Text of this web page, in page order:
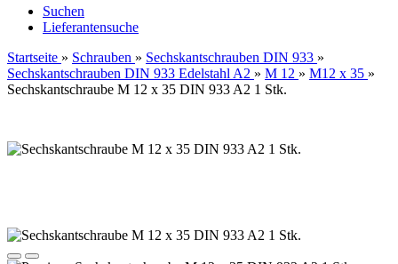
Suchen
Lieferantensuche
Startseite » Schrauben » Sechskantschrauben DIN 933 »
Sechskantschrauben DIN 933 Edelstahl A2 » M 12 » M12 x 35 »
Sechskantschraube M 12 x 35 DIN 933 A2 1 Stk.